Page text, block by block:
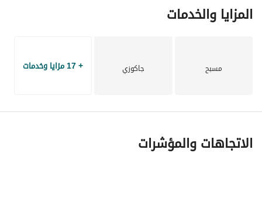
المزايا والخدمات
مسبح جاكوزي + 17 مزايا وخدمات
الاتجاهات والمؤشرات